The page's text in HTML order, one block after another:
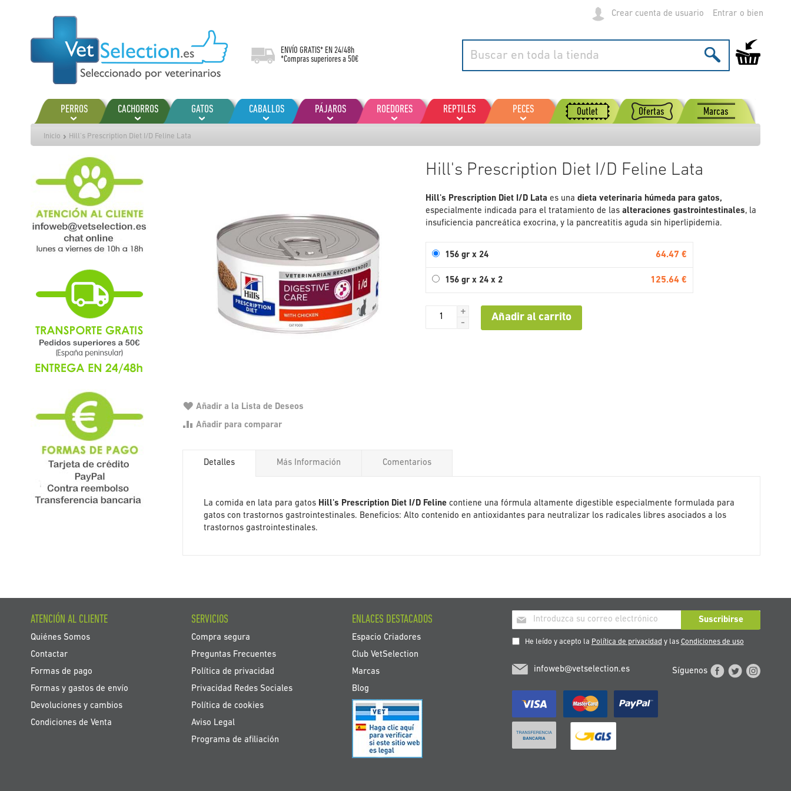
contenido
Crear cuenta de usuario Entrar
ENVÍO GRATIS* EN 24/48h
*Compras superiores a 50€
Mi carrito de
PERROS CACHORROS GATOS CABALLOS PÁJAROS ROEDORES REPTILES PECES Outlet Ofertas Marcas
Inicio Hill's Prescription Diet I/D Feline Lata
Hill's Prescription Diet I/D Feline Lata
Hill's Prescription Diet I/D Lataes unadieta veterinaria húmeda para gatos,
especialmente indicada para el tratamiento de lasalteraciones gastrointestinales, la
insuficiencia pancreática exocrina, y la pancreatitis aguda sin hiperlipidemia.
156 gr x 24 64.47 €
156 gr x 24 x 2 125.64 €
+
-
Añadir al carrito
imágenes
Añadir a la Lista de Deseos
Añadir para comparar
la
imágenes
Detalles
La comida en lata para gatos Hill's Prescription Diet I/D Feline contiene una fórmula altamente digestible especialmente formulada para
gatos con trastornos gastrointestinales. Beneficios: Alto contenido en antioxidantes para neutralizar los radicales libres asociados a los
trastornos gastrointestinales.
Más Información Comentarios
Inscríbase
a
nuestro
de
Suscribirse
He leído y acepto la Política de privacidad y las Condiciones de uso
ATENCIÓN AL CLIENTE
Quiénes Somos
Contactar
Formas de pago
Formas y gastos de envío
Devoluciones y cambios
Condiciones de Venta
SERVICIOS
Compra segura
Preguntas Frecuentes
Política de privacidad
Privacidad Redes Sociales
Política de cookies
Aviso Legal
Programa de afiliación
ENLACES DESTACADOS
Espacio Criadores
Club VetSelection
Marcas
Blog
infoweb@vetselection.es Síguenos